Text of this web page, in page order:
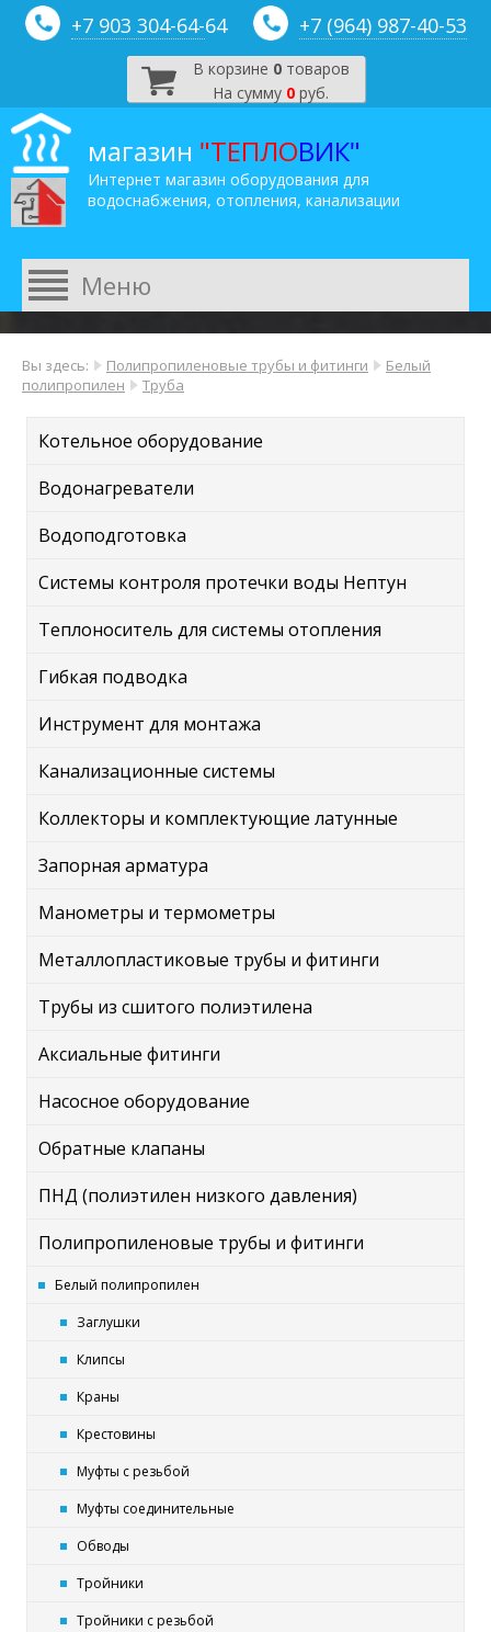
+7 903 304-64-64 +7 (964) 987-40-53
В корзине 0товаров
На сумму 0 руб.
магазин "ТЕПЛОВИК"
Интернет магазин оборудования для
водоснабжения, отопления, канализации
Вы здесь: Полипропиленовые трубы и фитинги
Белый
полипропилен
Труба
Котельное оборудование
Водонагреватели
Водоподготовка
Системы контроля протечки воды Нептун
Теплоноситель для системы отопления
Гибкая подводка
Инструмент для монтажа
Канализационные системы
Коллекторы и комплектующие латунные
Запорная арматура
Манометры и термометры
Металлопластиковые трубы и фитинги
Трубы из сшитого полиэтилена
Аксиальные фитинги
Насосное оборудование
Обратные клапаны
ПНД (полиэтилен низкого давления)
Полипропиленовые трубы и фитинги
Белый полипропилен
Заглушки
Клипсы
Краны
Крестовины
Муфты с резьбой
Муфты соединительные
Обводы
Тройники
Тройники с резьбой